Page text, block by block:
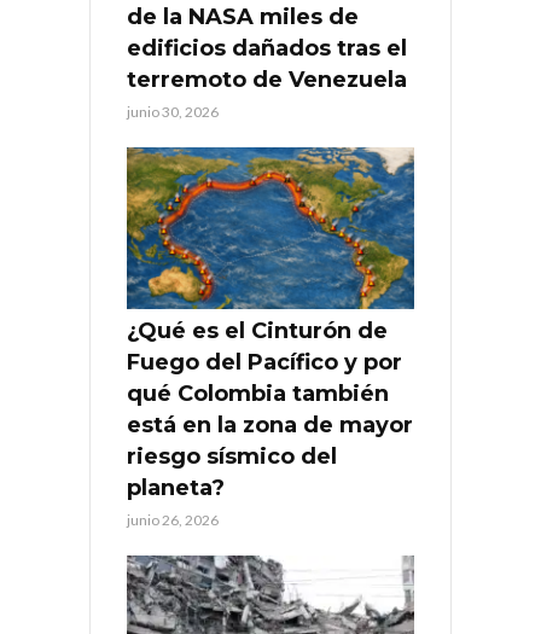
de la NASA miles de
edificios dañados tras el
terremoto de Venezuela
junio 30, 2026
¿Qué es el Cinturón de
Fuego del Pacífico y por
qué Colombia también
está en la zona de mayor
riesgo sísmico del
planeta?
junio 26, 2026